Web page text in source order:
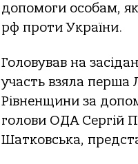
допомоги особам,
рф проти України.
Головував на
участь взяла перша
Рівненщини за
голови ОДА Сергій
Шатковська,